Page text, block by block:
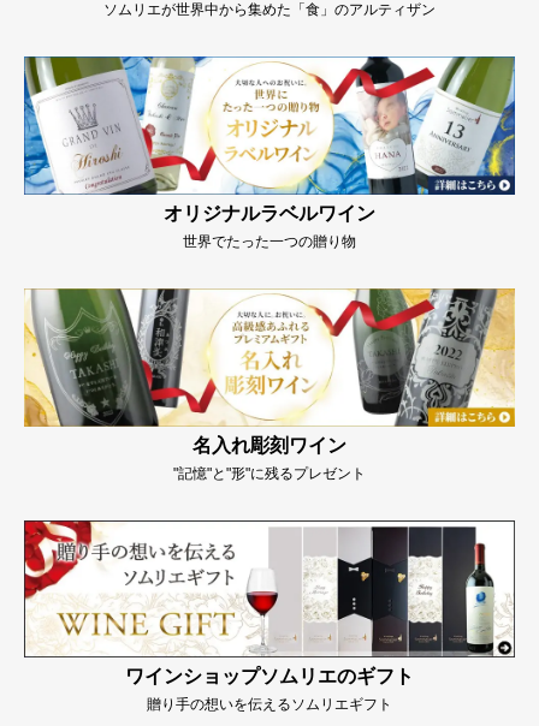
ソムリエが世界中から集めた「食」のアルティザン
オリジナルラベルワイン
世界でたった一つの贈り物
名入れ彫刻ワイン
"記憶"と"形"に残るプレゼント
ワインショップソムリエのギフト
贈り手の想いを伝えるソムリエギフト